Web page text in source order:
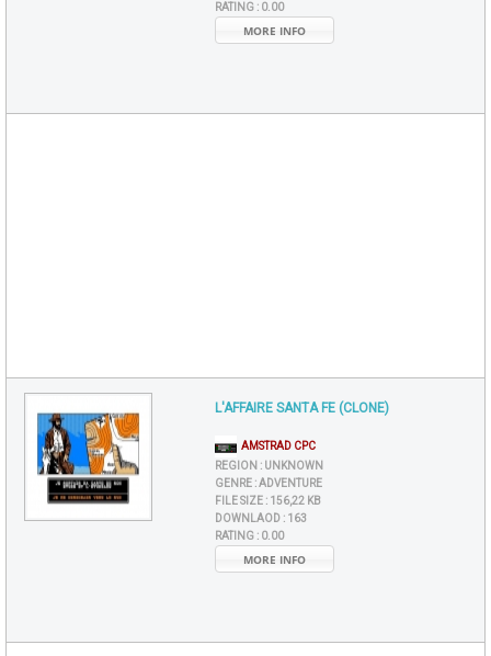
RATING : 0.00
MORE INFO
L'AFFAIRE SANTA FE (CLONE)
AMSTRAD CPC
REGION : UNKNOWN
GENRE :ADVENTURE
FILE SIZE : 156,22 KB
DOWNLAOD : 163
RATING : 0.00
MORE INFO